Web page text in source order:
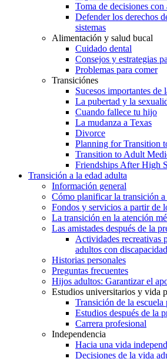
Toma de decisiones
Defender los derechos
sistemas
Alimentación y salud bucal
Cuidado dental
Consejos y estrategias
Problemas para comer
Transiciónes
Sucesos importantes de
La pubertad y la
Cuando fallece tu hijo
La mudanza a Texas
Divorce
Planning for Transition
Transition to Adult
Friendships After High
Transición a la edad adulta
Información general
Cómo planificar la transición a
Fondos y servicios a partir de
La transición en la atención
Las amistades después de la
Actividades recreativas
adultos con
Historias personales
Preguntas frecuentes
Hijos adultos: Garantizar el
Estudios universitarios y vida
Transición de la escuela
Estudios después de la
Carrera profesional
Independencia
Hacia una vida
Decisiones de la vida